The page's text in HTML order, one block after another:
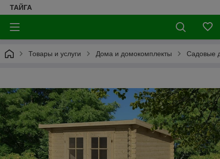
ТАЙГА
Товары и услуги Дома и домокомплекты Садовые